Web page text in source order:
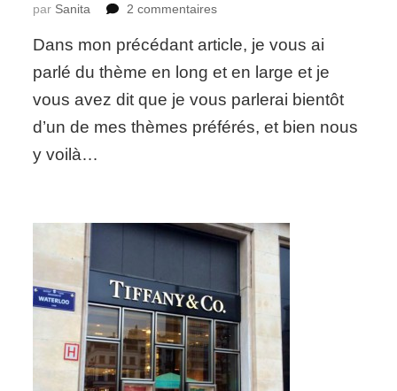
par Sanita 2 commentairessur
Un
thème
des
plus
élégants
Dans mon précédant article, je vous ai
parlé du thème en long et en large et je
vous avez dit que je vous parlerai bientôt
d’un de mes thèmes préférés, et bien nous
y voilà…